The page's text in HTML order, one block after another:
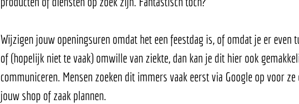
Wijzigen jouw openingsuren omdat het een feestdag is, of omdat je er even
of (hopelijk niet te vaak) omwille van ziekte, dan kan je dit hier ook
communiceren. Mensen zoeken dit immers vaak eerst via Google op voor
jouw shop of zaak plannen.